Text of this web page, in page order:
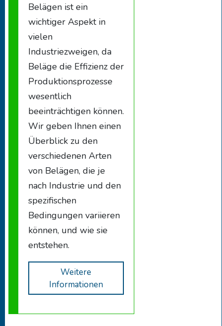
Belägen ist ein
wichtiger Aspekt in
vielen
Industriezweigen, da
Beläge die Effizienz der
Produktionsprozesse
wesentlich
beeinträchtigen können.
Wir geben Ihnen einen
Überblick zu den
verschiedenen Arten
von Belägen, die je
nach Industrie und den
spezifischen
Bedingungen variieren
können, und wie sie
entstehen.
Weitere
Informationen